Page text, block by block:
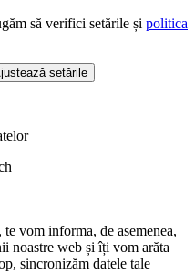
să verifici setările și politica
setările
vom informa, de asemenea,
noastre web și îți vom arăta
sincronizăm datele tale